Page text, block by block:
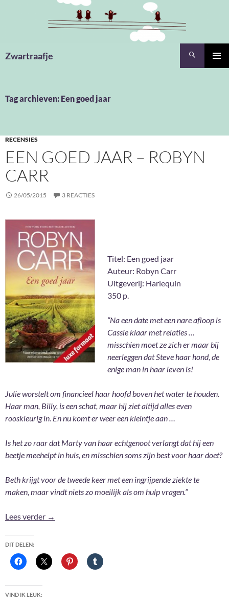
Zwartraafje
Tag archieven: Een goed jaar
RECENSIES
EEN GOED JAAR – ROBYN
CARR
26/05/2015 3 REACTIES
Titel: Een goed jaar
Auteur: Robyn Carr
Uitgeverij: Harlequin
350 p.
“Na een date met een nare afloop is
Cassie klaar met relaties …
misschien moet ze zich er maar bij
neerleggen dat Steve haar hond, de
enige man in haar leven is!
Julie worstelt om financieel haar hoofd boven het water te houden.
Haar man, Billy, is een schat, maar hij ziet altijd alles even
rooskleurig in. En nu komt er weer een kleintje aan …
Is het zo raar dat Marty van haar echtgenoot verlangt dat hij een
beetje meehelpt in huis, en misschien soms zijn best voor haar doet?
Beth krijgt voor de tweede keer met een ingrijpende ziekte te
maken, maar vindt niets zo moeilijk als om hulp vragen.”
Lees verder Een goed jaar – Robyn Carr
→
DIT DELEN:
VIND IK LEUK: